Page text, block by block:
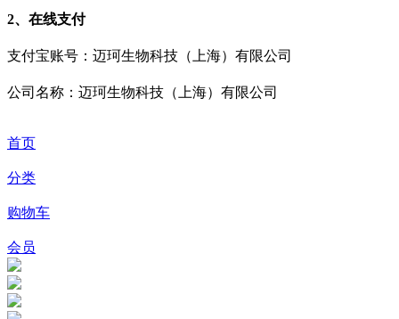
2、在线支付
支付宝账号：迈珂生物科技（上海）有限公司
公司名称：迈珂生物科技（上海）有限公司
首页
分类
购物车
会员